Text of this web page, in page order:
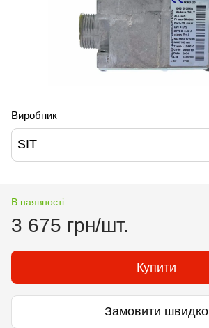
Виробник
SIT
В наявності
3 675 грн/шт.
Купити
Замовити швидко